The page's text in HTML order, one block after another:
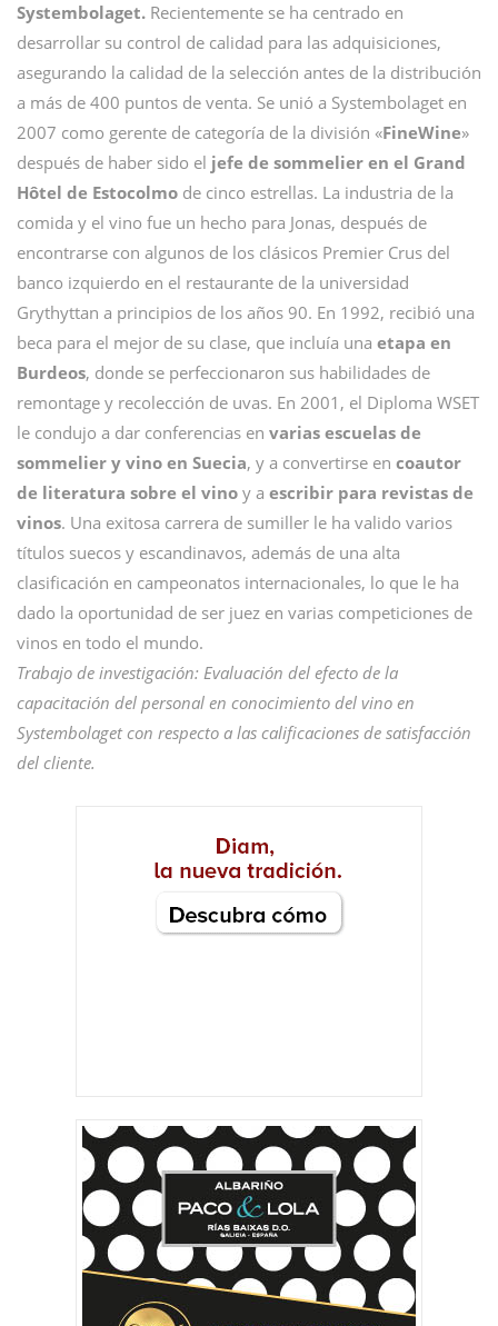
Systembolaget. Recientemente se ha centrado en
desarrollar su control de calidad para las adquisiciones,
asegurando la calidad de la selección antes de la distribución
a más de 400 puntos de venta. Se unió a Systembolaget en
2007 como gerente de categoría de la división «FineWine»
después de haber sido el jefe de sommelier en el Grand
Hôtel de Estocolmo de cinco estrellas. La industria de la
comida y el vino fue un hecho para Jonas, después de
encontrarse con algunos de los clásicos Premier Crus del
banco izquierdo en el restaurante de la universidad
Grythyttan a principios de los años 90. En 1992, recibió una
beca para el mejor de su clase, que incluía una etapa en
Burdeos, donde se perfeccionaron sus habilidades de
remontage y recolección de uvas. En 2001, el Diploma WSET
le condujo a dar conferencias en varias escuelas de
sommelier y vino en Suecia, y a convertirse en coautor
de literatura sobre el vino y a escribir para revistas de
vinos. Una exitosa carrera de sumiller le ha valido varios
títulos suecos y escandinavos, además de una alta
clasificación en campeonatos internacionales, lo que le ha
dado la oportunidad de ser juez en varias competiciones de
vinos en todo el mundo.
Trabajo de investigación: Evaluación del efecto de la
capacitación del personal en conocimiento del vino en
Systembolaget con respecto a las calificaciones de satisfacción
del cliente.